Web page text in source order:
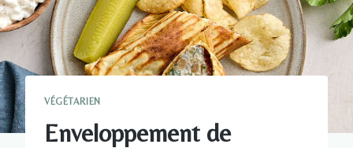
VÉGÉTARIEN
Enveloppement de